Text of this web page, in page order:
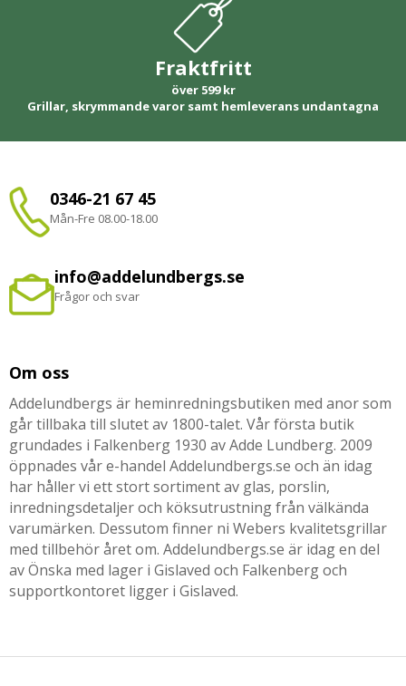
Fraktfritt
över 599 kr
Grillar, skrymmande varor samt hemleverans undantagna
0346-21 67 45
Mån-Fre 08.00-18.00
info@addelundbergs.se
Frågor och svar
Om oss
Addelundbergs är heminredningsbutiken med anor som
går tillbaka till slutet av 1800-talet. Vår första butik
grundades i Falkenberg 1930 av Adde Lundberg. 2009
öppnades vår e-handel Addelundbergs.se och än idag
har håller vi ett stort sortiment av glas, porslin,
inredningsdetaljer och köksutrustning från välkända
varumärken. Dessutom finner ni Webers kvalitetsgrillar
med tillbehör året om. Addelundbergs.se är idag en del
av Önska med lager i Gislaved och Falkenberg och
supportkontoret ligger i Gislaved.